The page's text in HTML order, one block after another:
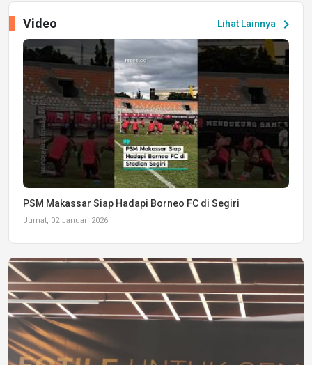
Lihat Lainnya chevron_right
Video
PSM Makassar Siap Hadapi Borneo FC di Segiri
Jumat, 02 Januari 2026